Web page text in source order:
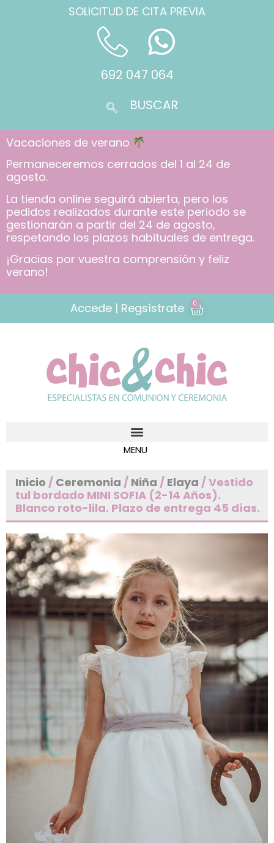
SOLICITUD DE CITA PREVIA
692 047 064
Vacaciones de verano
Permaneceremos cerrados del 1 al 24 de
agosto.
La tienda online seguirá abierta, pero los
pedidos realizados durante este periodo se
gestionarán a partir del 24 de agosto,
respetando los plazos habituales de entrega.
¡Gracias por vuestra comprensión y feliz
verano!
Accede | Regsístrate 0
Inicio / Ceremonia / Niña / Elaya / Vestido
tul bordado MINI SOFIA (2-14 Años).
Blanco roto-lila. Plazo de entrega 45 días.